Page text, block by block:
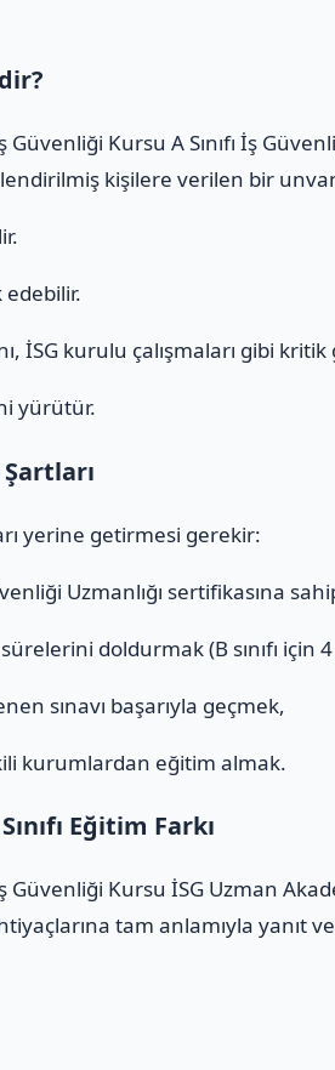
Kursu A Sınıfı İş
kişilere verilen bir
İSG kurulu çalışmaları gibi
yürütür.
yerine getirmesi gerekir:
Uzmanlığı sertifikasına
doldurmak (B sınıfı için 4
sınavı başarıyla geçmek,
kurumlardan eğitim almak.
Eğitim Farkı
Güvenliği Kursu İSG Uzman
tam anlamıyla yanıt